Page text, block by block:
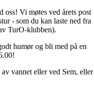
oss! Vi møtes ved årets post
- som du kan laste ned fra
TurO-klubben).
humør og bli med på en
vannet eller ved Sem, eller